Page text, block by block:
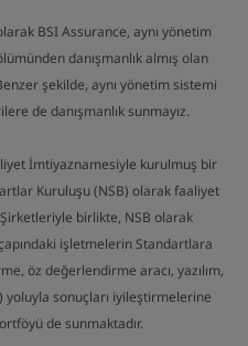
BSI Assurance, aynı yönetim
danışmanlık almış olan
şekilde, aynı yönetim sistemi
de danışmanlık sunmayız.
İmtiyaznamesiyle kurulmuş bir
Kuruluşu (NSB) olarak faaliyet
birlikte, NSB olarak
işletmelerin Standartlara
öz değerlendirme aracı, yazılım,
sonuçları iyileştirmelerine
de sunmaktadır.